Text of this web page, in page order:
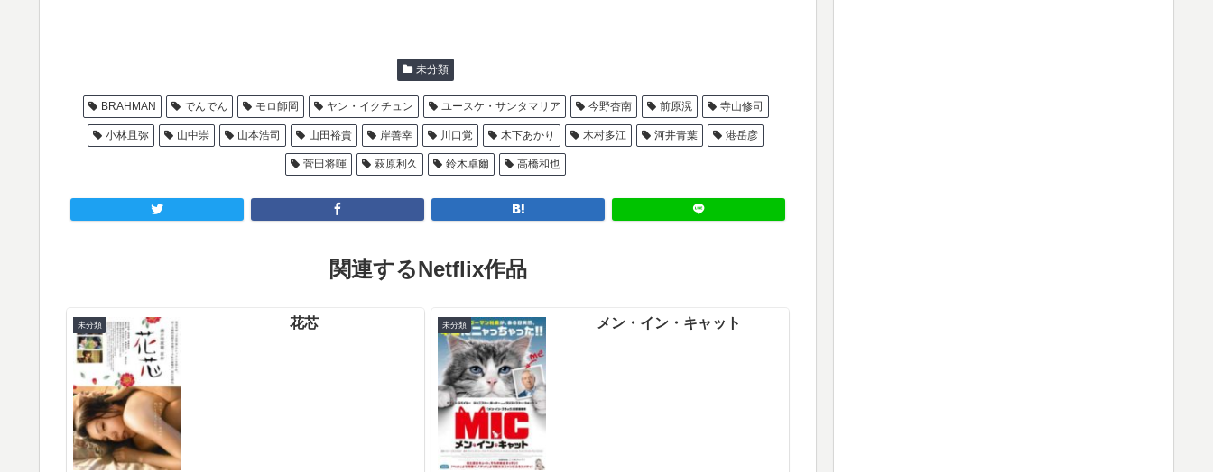
未分類
BRAHMAN でんでん モロ師岡 ヤン・イクチュン ユースケ・サンタマリア 今野杏南 前原滉 寺山修司
小林且弥 山中崇 山本浩司 山田裕貴 岸善幸 川口覚 木下あかり 木村多江 河井青葉 港岳彦
菅田将暉 萩原利久 鈴木卓爾 高橋和也
関連するNetflix作品
未分類 花芯 未分類 メン・イン・キャット